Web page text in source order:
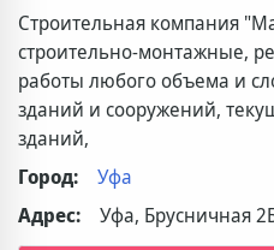
Строительная компания
строительно-монтажные,
работы любого объема и
зданий и сооружений,
зданий,
Город:
Уфа
Адрес:
Уфа, Брусничная